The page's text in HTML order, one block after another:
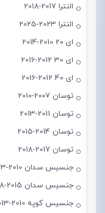
النترا 2017-2018
النترا 2023-2025
ای 20 2010-2014
ای 30 2012-2016
ای 40 2012-2016
توسان 2007-2010
توسان 2011-2013
توسان 2014-2015
توسان 2017-2018
جنسیس سدان 2010-2013
جنسیس سدان 2015-2018
جنسیس کوپه 2010-2013